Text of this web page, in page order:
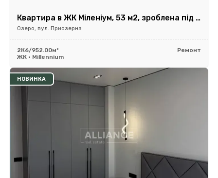
Квартира в ЖК Міленіум, 53 м2, зроблена під 2 кімнатну
Озеро, вул. Приозерна
2К6/952.00м²
Ремонт
ЖК • Millennium
НОВИНКА